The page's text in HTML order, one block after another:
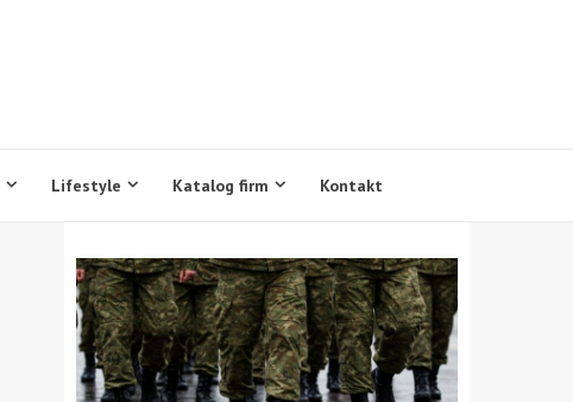
Lifestyle Katalog firm Kontakt